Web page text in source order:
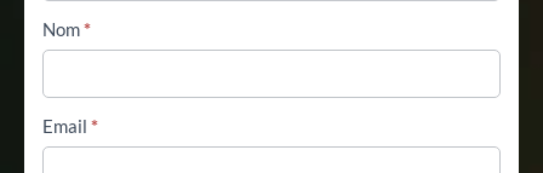
téléphone
Nom*
Email *